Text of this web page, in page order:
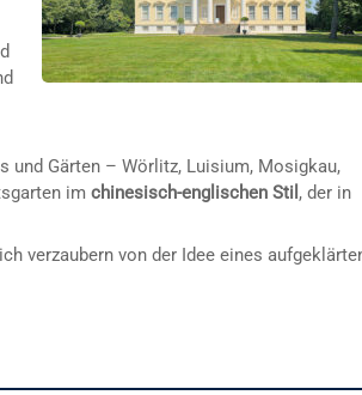
und Gärten – Wörlitz, Luisium, Mosigkau,
imchinesisch-englischen Stil , der in
verzaubern von der Idee eines